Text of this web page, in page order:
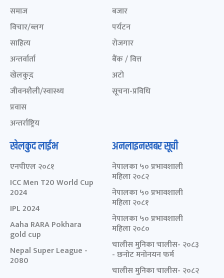
समाज
विचार/ब्लग
साहित्य
अन्तर्वार्ता
खेलकुद़़
जीवनशैली/स्वास्थ्य
प्रवास
अन्तर्राष्ट्रिय
बजार
पर्यटन
रोजगार
बैंक / वित्त
अटो
सूचना-प्रविधि
खेलकुद लाईभ
एनपीएल २०८१
ICC Men T20 World Cup
2024
IPL 2024
Aaha RARA Pokhara
gold cup
Nepal Super League -
2080
अनलाइनखबर सूची
नेपालका ५० प्रभावशाली
महिला २०८२
नेपालका ५० प्रभावशाली
महिला २०८१
नेपालका ५० प्रभावशाली
महिला २०८०
चालीस मुनिका चालीस- २०८३
- छनोट मनोनयन फर्म
चालीस मुनिका चालीस- २०८२